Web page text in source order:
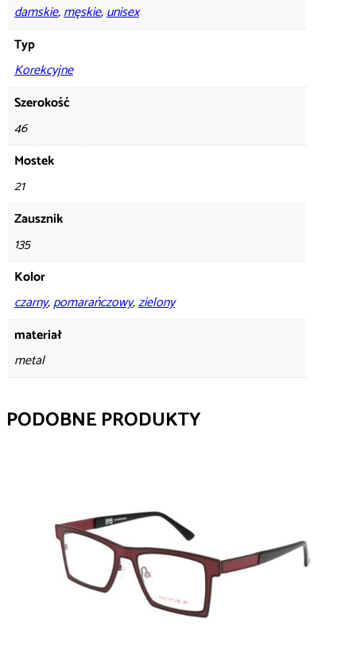
damskie,męskie,unisex
Typ
Korekcyjne
Szerokość
46
Mostek
21
Zausznik
135
Kolor
czarny,pomarańczowy,zielony
materiał
metal
PODOBNE PRODUKTY